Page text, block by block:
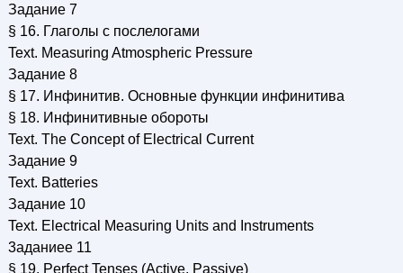
Задание 7
§ 16. Глаголы с послелогами
Text. Measuring Atmospheric Pressure
Задание 8
§ 17. Инфинитив. Основные функции инфинитива
§ 18. Инфинитивные обороты
Text. The Concept of Electrical Current
Задание 9
Text. Batteries
Задание 10
Text. Electrical Measuring Units and Instruments
3аданиee 11
§ 19. Perfect Tenses (Active, Passive)